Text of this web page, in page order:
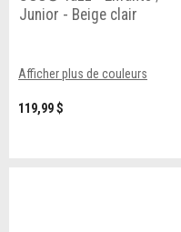
Junior - Beige clair
Afficher plus de couleurs
119,99 $